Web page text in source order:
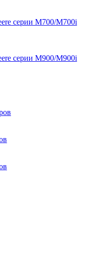
серии M700/M700i
серии M900/M900i